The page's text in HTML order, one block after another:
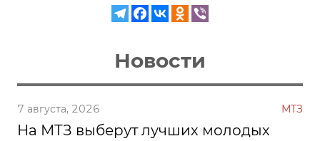
Новости
7 августа, 2026 МТЗ
На МТЗ выберут лучших молодых